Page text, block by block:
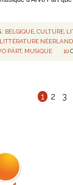
: BELGIQUE, CULTURE,
LITTÉRATURE
PÄRT, MUSIQUE 10
1 2 3